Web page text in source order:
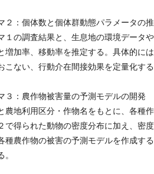
２：個体数と個体群動態パラメータの
１の調査結果と、生息地の環境データ
増加率、移動率を推定する。具体的に
こない、行動介在間接効果を定量化する
３：農作物被害量の予測モデルの開発
農地利用区分・作物名をもとに、各種
で得られた動物の密度分布に加え、密
種農作物の被害の予測モデルを作成す